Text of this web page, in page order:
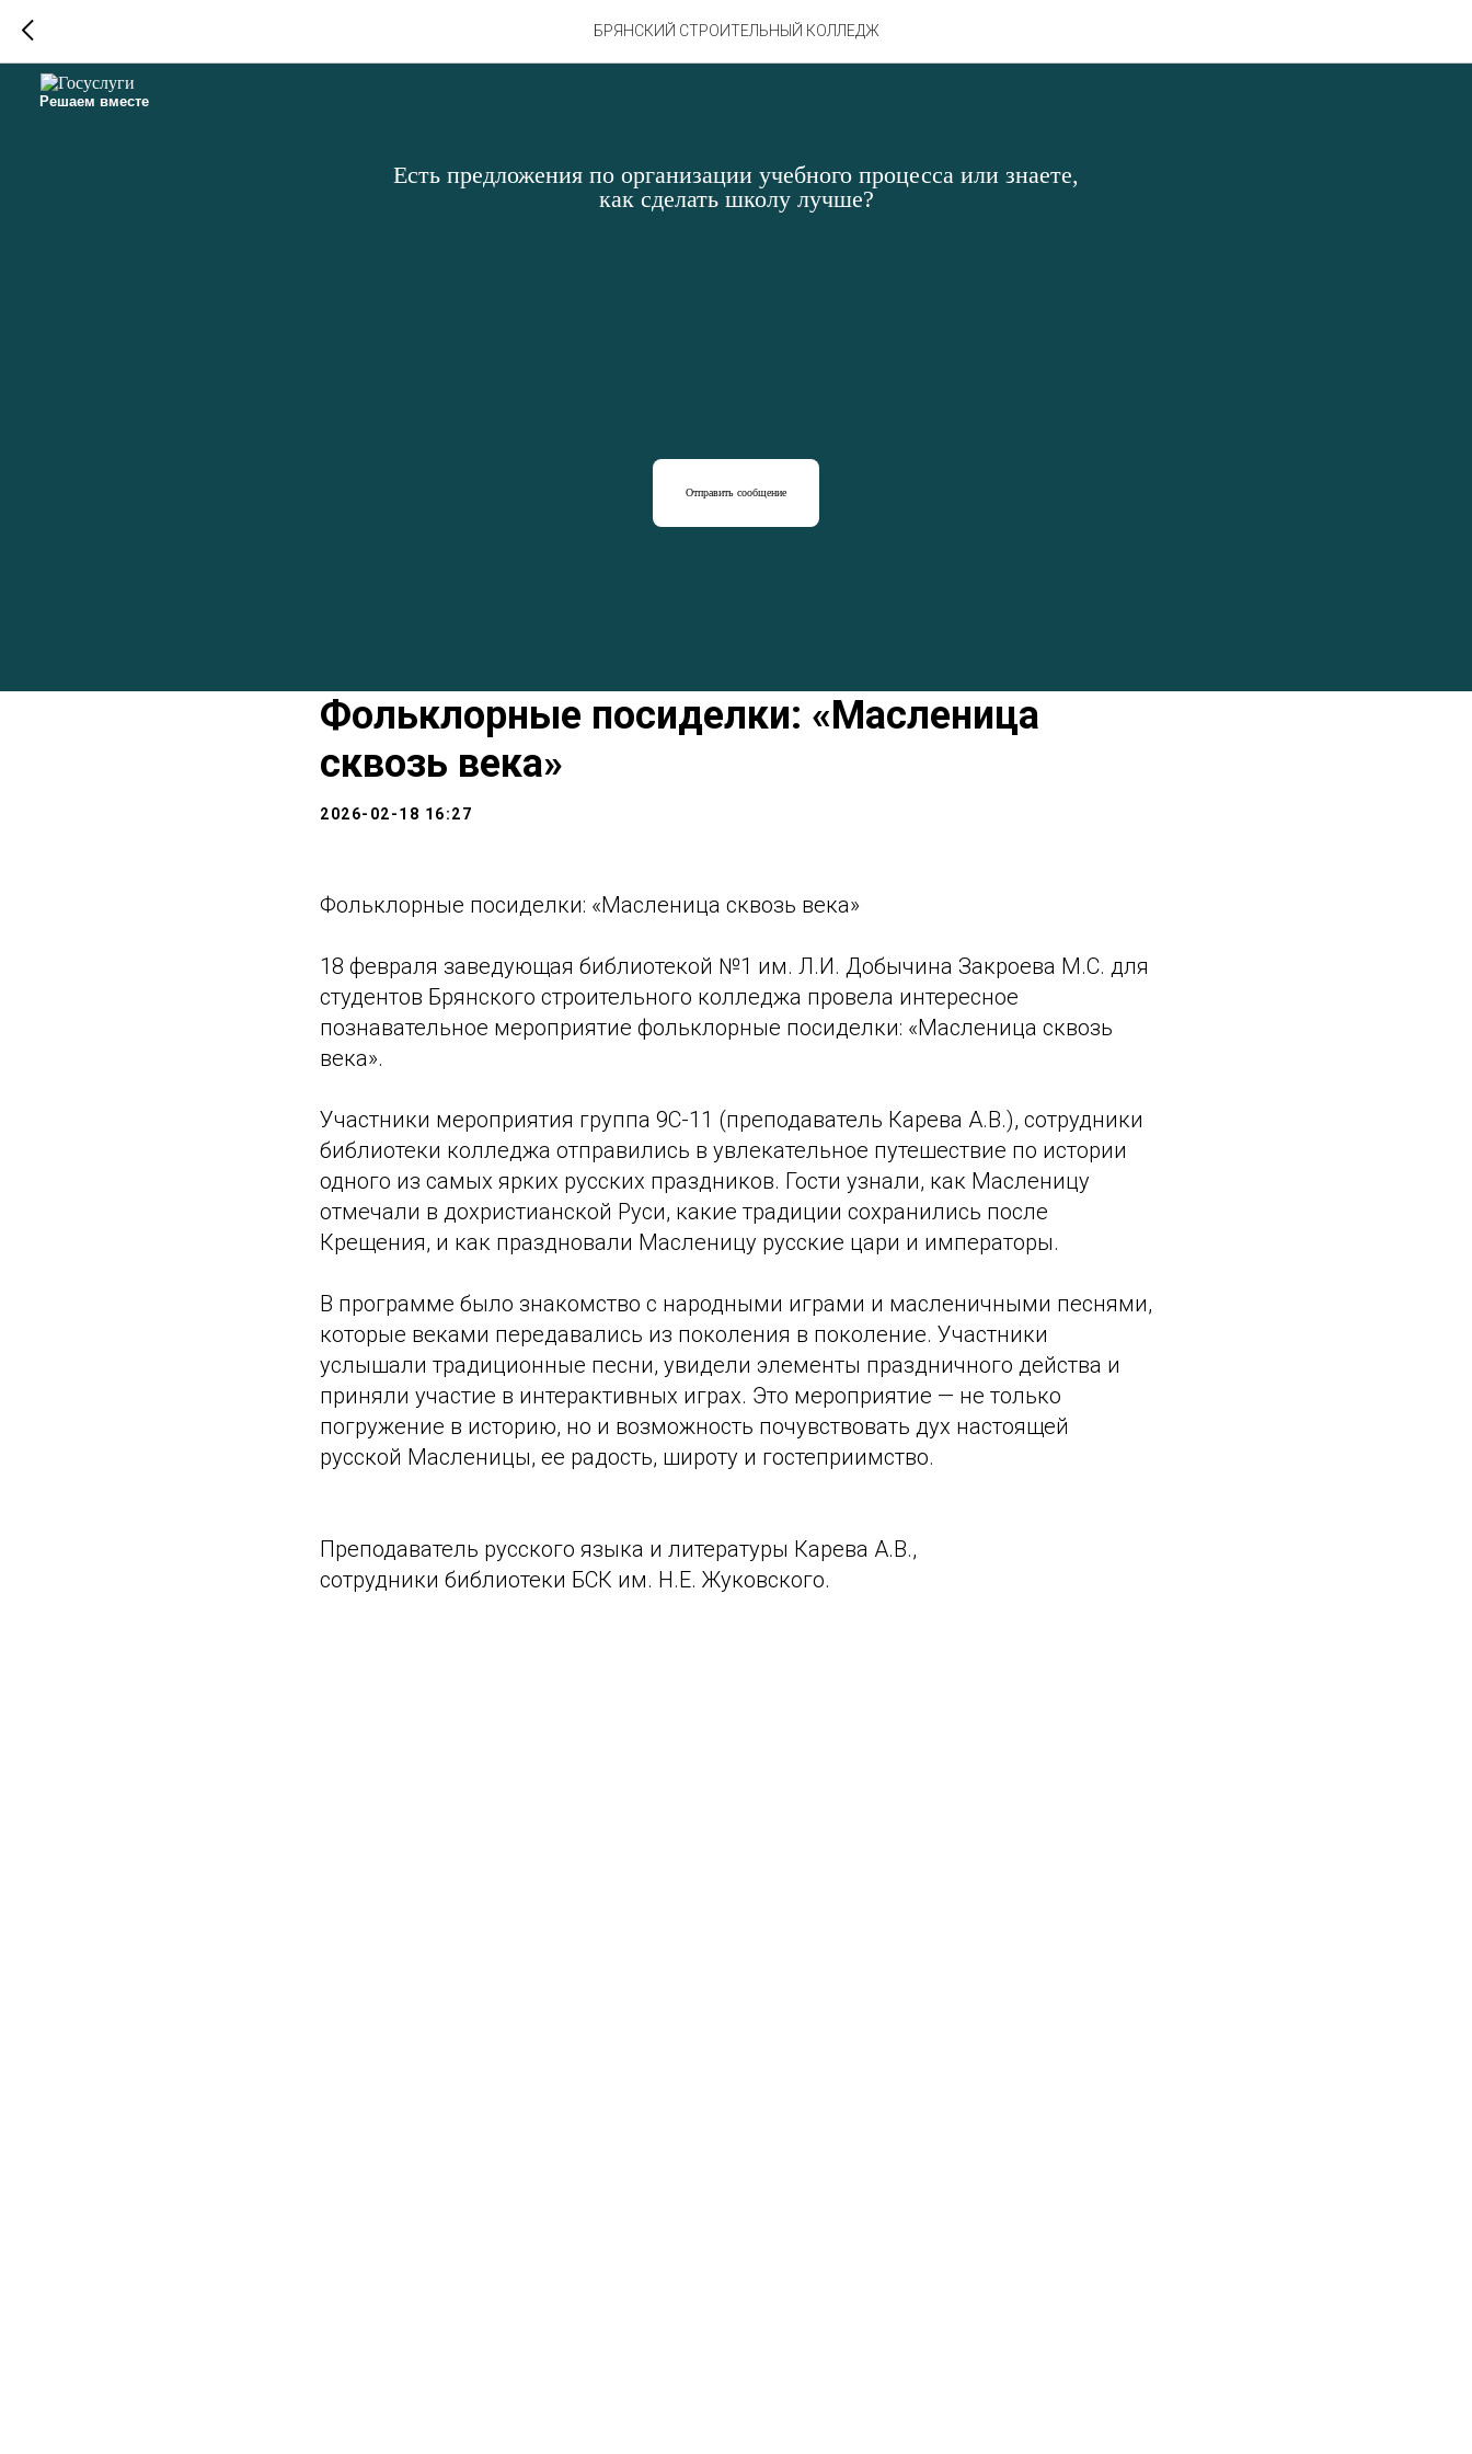
Решаем вместе
Есть предложения по организации учебного процесса или знаете,
как сделать школу лучше?
Отправить сообщение
БРЯНСКИЙ СТРОИТЕЛЬНЫЙ КОЛЛЕДЖ
Фольклорные посиделки: «Масленица
сквозь века»
2026-02-18 16:27
Фольклорные посиделки: «Масленица сквозь века»
18 февраля заведующая библиотекой №1 им. Л.И. Добычина Закроева М.С. для
студентов Брянского строительного колледжа провела интересное
познавательное мероприятие фольклорные посиделки: «Масленица сквозь
века».
Участники мероприятия группа 9С-11 (преподаватель Карева А.В.), сотрудники
библиотеки колледжа отправились в увлекательное путешествие по истории
одного из самых ярких русских праздников. Гости узнали, как Масленицу
отмечали в дохристианской Руси, какие традиции сохранились после
Крещения, и как праздновали Масленицу русские цари и императоры.
В программе было знакомство с народными играми и масленичными песнями,
которые веками передавались из поколения в поколение. Участники
услышали традиционные песни, увидели элементы праздничного действа и
приняли участие в интерактивных играх. Это мероприятие — не только
погружение в историю, но и возможность почувствовать дух настоящей
русской Масленицы, ее радость, широту и гостеприимство.
Преподаватель русского языка и литературы Карева А.В.,
сотрудники библиотеки БСК им. Н.Е. Жуковского.